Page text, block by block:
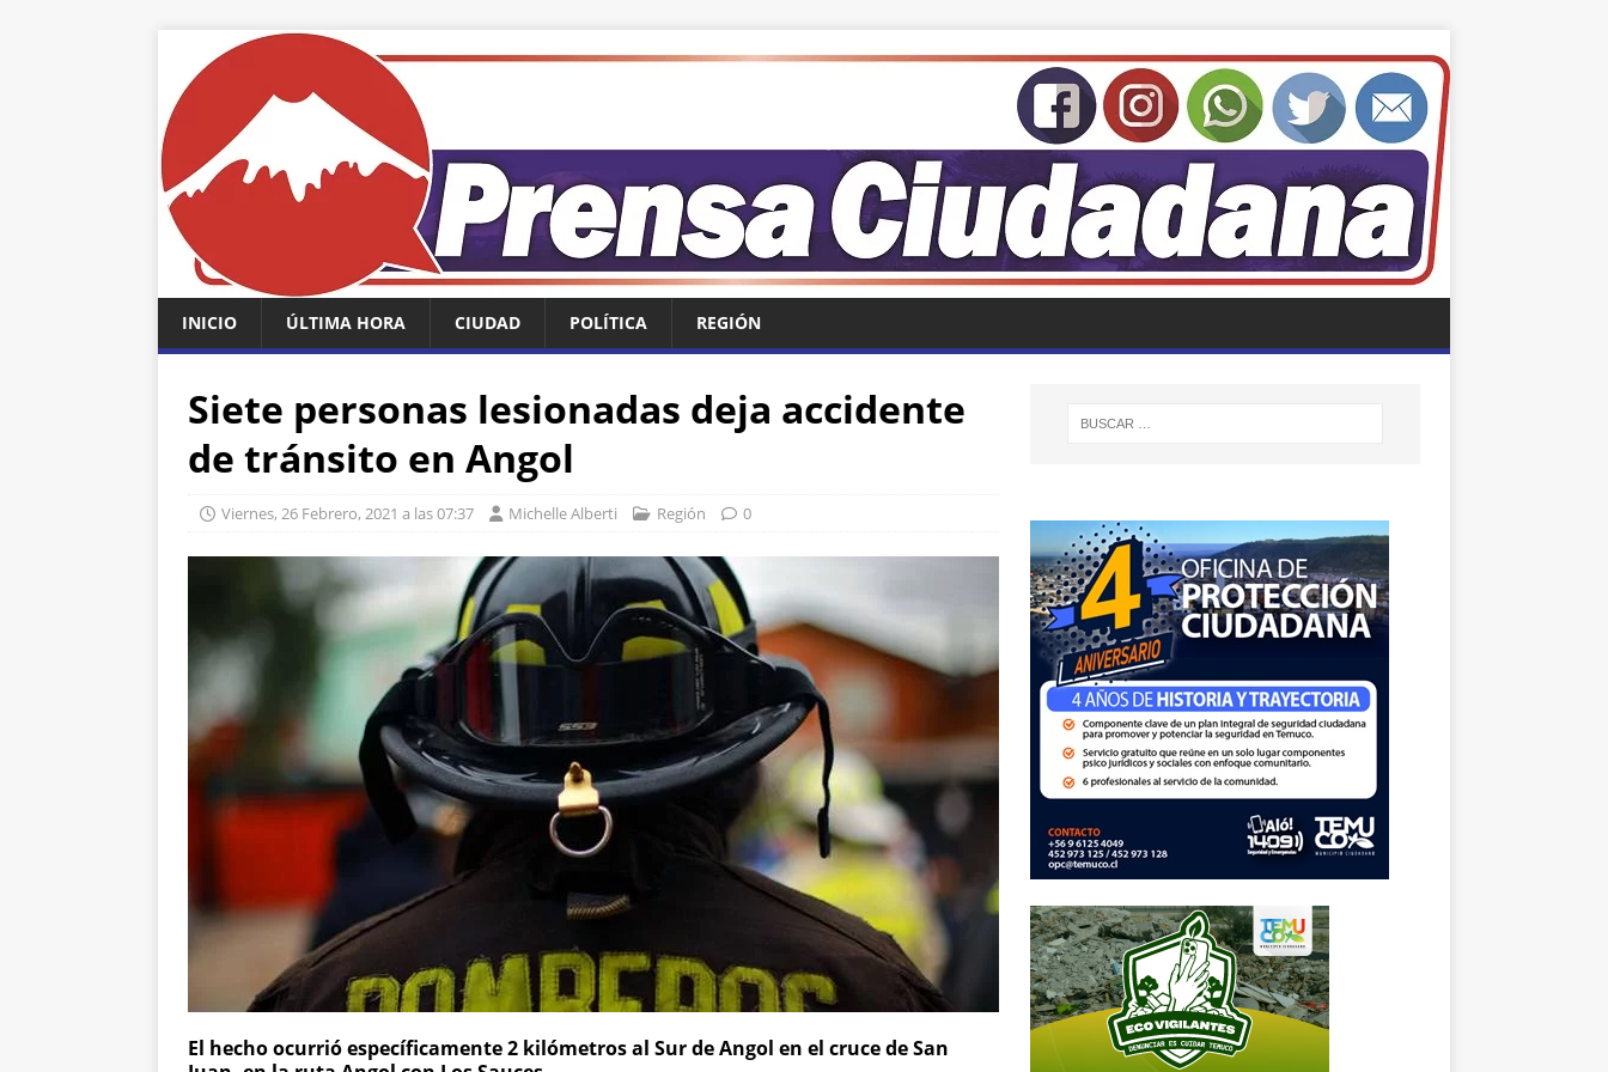
INICIO ÚLTIMA HORA CIUDAD POLÍTICA REGIÓN
Siete personas lesionadas deja accidente
de tránsito en Angol
Viernes, 26 Febrero, 2021 a las 07:37 Michelle Alberti Región 0
El hecho ocurrió específicamente 2 kilómetros al Sur de Angol en el cruce de San